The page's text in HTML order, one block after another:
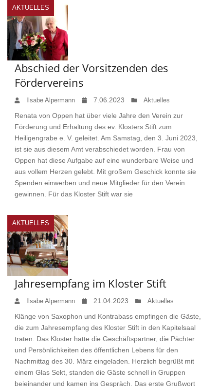
AKTUELLES
Abschied der Vorsitzenden des
Fördervereins
Ilsabe Alpermann 7.06.2023 Aktuelles
Renata von Oppen hat über viele Jahre den Verein zur
Förderung und Erhaltung des ev. Klosters Stift zum
Heiligengrabe e. V. geleitet. Am Samstag, den 3. Juni 2023,
ist sie aus diesem Amt verabschiedet worden. Frau von
Oppen hat diese Aufgabe auf eine wunderbare Weise und
aus vollem Herzen gelebt. Mit großem Geschick konnte sie
Spenden einwerben und neue Mitglieder für den Verein
gewinnen. Für das Kloster Stift war sie
AKTUELLES
Jahresempfang im Kloster Stift
Ilsabe Alpermann 21.04.2023 Aktuelles
Klänge von Saxophon und Kontrabass empfingen die Gäste,
die zum Jahresempfang des Kloster Stift in den Kapitelsaal
traten. Das Kloster hatte die Geschäftspartner, die Pächter
und Persönlichkeiten des öffentlichen Lebens für den
Nachmittag des 30. März eingeladen. Herzlich begrüßt mit
einem Glas Sekt, standen die Gäste schnell in Gruppen
beieinander und kamen ins Gespräch. Das erste Grußwort